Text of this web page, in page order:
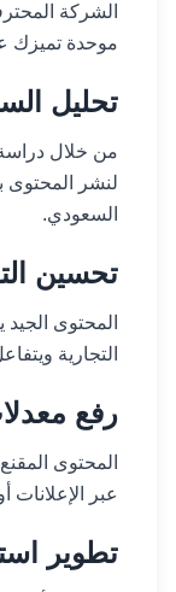
الشركة
موحدة تميزك
تحليل
من خلال
لنشر المحتوى
السعودي.
تحسين
المحتوى الجيد
التجارية
رفع
المحتوى
عبر
تطوير